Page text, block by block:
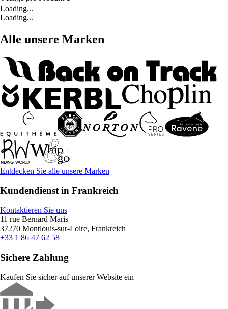
Loading...
Loading...
Alle unsere Marken
Entdecken Sie alle unsere Marken
Kundendienst in Frankreich
Kontaktieren Sie uns
11 rue Bernard Maris
37270 Montlouis-sur-Loire, Frankreich
+33 1 86 47 62 58
Sichere Zahlung
Kaufen Sie sicher auf unserer Website ein